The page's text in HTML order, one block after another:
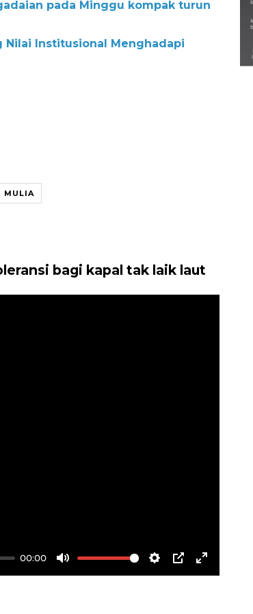
pada Minggu kompak turun
Nilai Institusional Menghadapi
MULIA
bagi kapal tak laik laut
00:00
Mute Settings
PIP Enter
berbagai daerah